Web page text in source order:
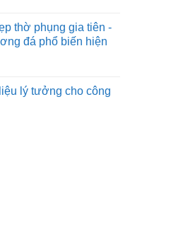
thờ phụng gia tiên -
đá phổ biến hiện
lý tưởng cho công